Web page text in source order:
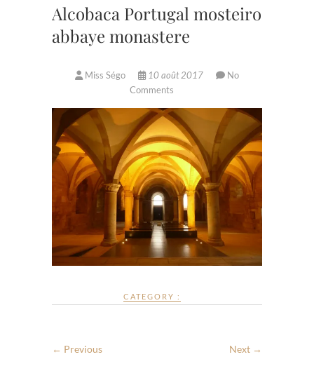
Alcobaca Portugal mosteiro
abbaye monastere
Miss Ségo 10 août 2017
No
Comments
CATEGORY :
← Previous Next →